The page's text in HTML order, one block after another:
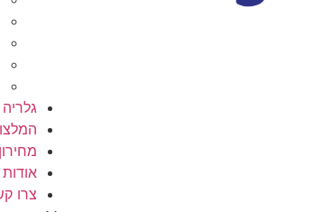
גלריה
מחירון
אודות
צרו